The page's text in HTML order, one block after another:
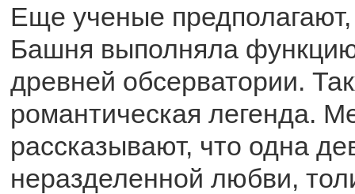
Еще ученые
Башня выполняла
древней обсерватории.
романтическая легенда.
рассказывают, что одна
неразделенной любви,